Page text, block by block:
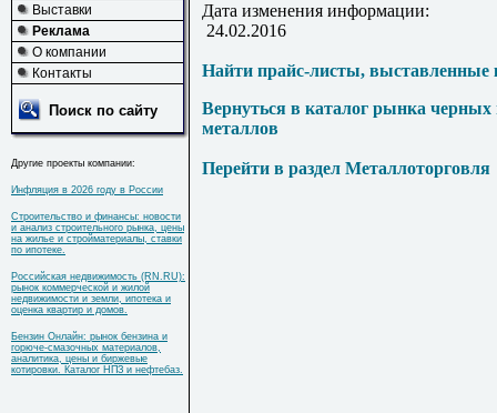
Выставки
Реклама
О компании
Контакты
Поиск по сайту
Другие проекты компании:
Инфляция в 2026 году в России
Строительство и финансы: новости
и анализ строительного рынка, цены
на жилье и стройматериалы, ставки
по ипотеке.
Российская недвижимость (RN.RU):
рынок коммерческой и жилой
недвижимости и земли, ипотека и
оценка квартир и домов.
Бензин Онлайн: рынок бензина и
горюче-смазочных материалов,
аналитика, цены и биржевые
котировки. Каталог НПЗ и нефтебаз.
Дата изменения информации:
24.02.2016
Найти прайс-листы, выставленные
Вернуться в каталог рынка
металлов
Перейти в раздел Металлоторговля